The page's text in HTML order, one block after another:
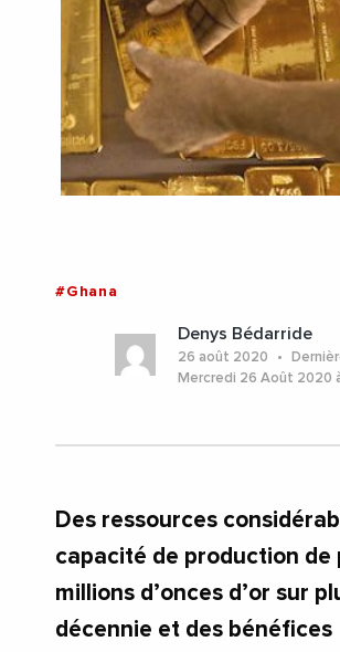
#Ghana
Denys Bédarride
26 août 2020
Mercredi 26 Août 2020
Des ressources
capacité de production de
millions d’onces d’or sur
décennie et des bénéfices